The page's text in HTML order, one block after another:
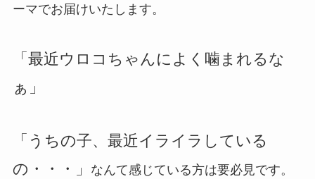
ーマでお届けいたします。
「最近ウロコちゃんによく噛まれるな
ぁ」
「うちの子、最近イライラしている
の・・・」
なんて感じている方は要必見です。